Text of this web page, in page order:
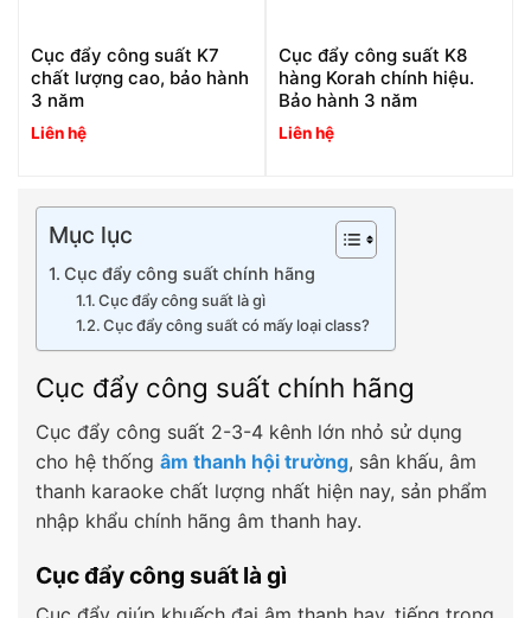
Cục đẩy công suất K7
chất lượng cao, bảo hành
3 năm
Liên hệ
Cục đẩy công suất K8
hàng Korah chính hiệu.
Bảo hành 3 năm
Liên hệ
Mục lục
Cục đẩy công suất chính hãng
Cục đẩy công suất là gì
Cục đẩy công suất có mấy loại class?
Cục đẩy công suất chính hãng
Cục đẩy công suất 2-3-4 kênh lớn nhỏ sử dụng
cho hệ thống âm thanh hội trường, sân khấu, âm
thanh karaoke chất lượng nhất hiện nay, sản phẩm
nhập khẩu chính hãng âm thanh hay.
Cục đẩy công suất là gì